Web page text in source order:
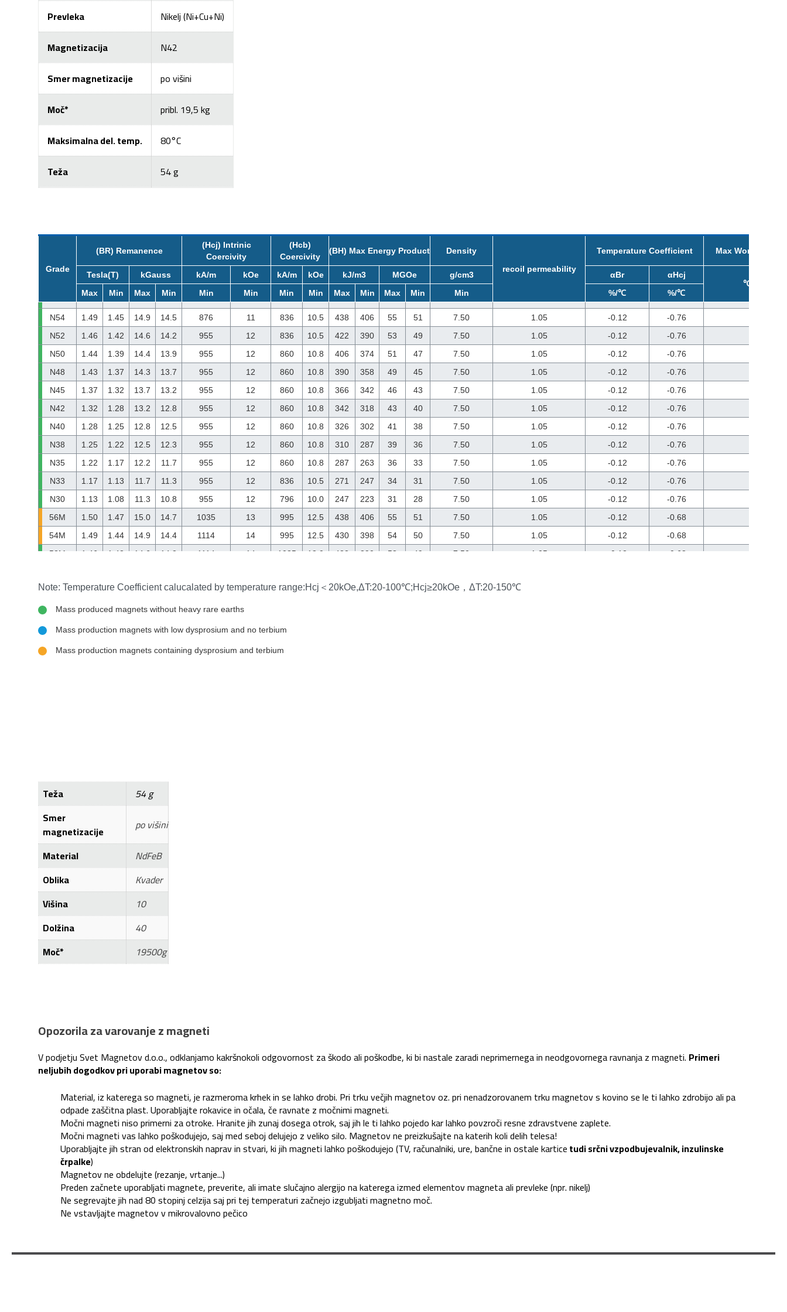
Prevleka
Nikelj (Ni+Cu+Ni)
Magnetizacija
N42
Smer magnetizacije
po višini
Moč*
pribl. 19,5 kg
Maksimalna del. temp.
80°C
Teža
54 g
Teža
54 g
Smer
magnetizacije
po višini
Material
NdFeB
Oblika
Kvader
Višina
10
Dolžina
40
Moč*
19500g
Opozorila za varovanje z magneti
V podjetju Svet Magnetov d.o.o., odklanjamo kakršnokoli odgovornost za škodo ali poškodbe, ki bi nastale zaradi neprimernega in neodgovornega ravnanja z magneti. Primeri
neljubih dogodkov pri uporabi magnetov so:
Material, iz katerega so magneti, je razmeroma krhek in se lahko drobi. Pri trku večjih magnetov oz. pri nenadzorovanem trku magnetov s kovino se le ti lahko zdrobijo ali pa
odpade zaščitna plast. Uporabljajte rokavice in očala, če ravnate z močnimi magneti.
Močni magneti niso primerni za otroke. Hranite jih zunaj dosega otrok, saj jih le ti lahko pojedo kar lahko povzroči resne zdravstvene zaplete.
Močni magneti vas lahko poškodujejo, saj med seboj delujejo z veliko silo. Magnetov ne preizkušajte na katerih koli delih telesa!
Uporabljajte jih stran od elektronskih naprav in stvari, ki jih magneti lahko poškodujejo (TV, računalniki, ure, bančne in ostale karticetudi srčni vzpodbujevalnik, inzulinske
črpalke)
Magnetov ne obdelujte (rezanje, vrtanje...)
Preden začnete uporabljati magnete, preverite, ali imate slučajno alergijo na katerega izmed elementov magneta ali prevleke (npr. nikelj)
Ne segrevajte jih nad 80 stopinj celzija saj pri tej temperaturi začnejo izgubljati magnetno moč.
Ne vstavljajte magnetov v mikrovalovno pečico